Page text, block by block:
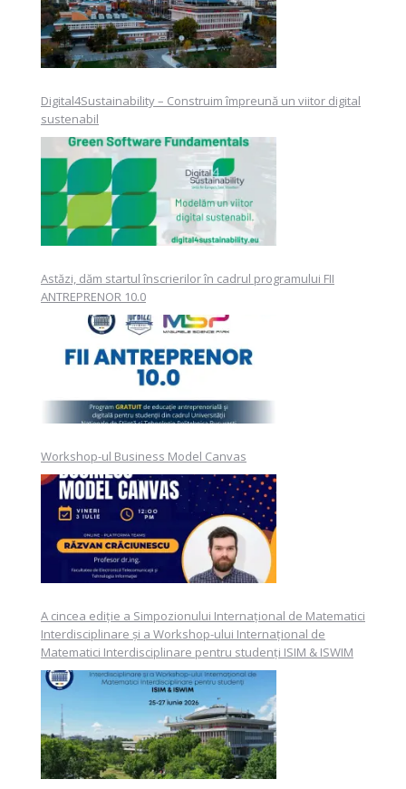
Digital4Sustainability – Construim împreună un viitor digital
sustenabil
Astăzi, dăm startul înscrierilor în cadrul programului FII
ANTREPRENOR 10.0
Workshop-ul Business Model Canvas
A cincea ediție a Simpozionului Internațional de Matematici
Interdisciplinare și a Workshop-ului Internațional de
Matematici Interdisciplinare pentru studenți ISIM & ISWIM